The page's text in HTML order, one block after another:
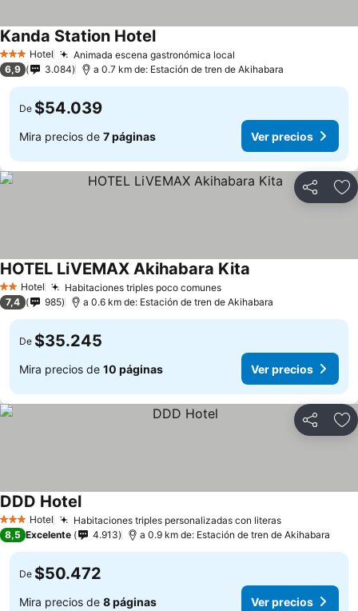
3 Estrellas
Hotel Animada escena gastronómica local
Kanda Station Hotel
6,9 3.084 a 0.7 km de: Estación de tren de Akihabara
De $54.039
Mira precios de 7 páginas Ver precios
Compartir
2 Estrellas
Hotel Habitaciones triples poco comunes
HOTEL LiVEMAX Akihabara Kita
7,4 985 a 0.6 km de: Estación de tren de Akihabara
De $35.245
Mira precios de 10 páginas Ver precios
Compartir
3 Estrellas
Hotel Habitaciones triples personalizadas con literas
DDD Hotel
8,5 Excelente 4.913 a 0.9 km de: Estación de tren de Akihabara
De $50.472
Mira precios de 8 páginas Ver precios